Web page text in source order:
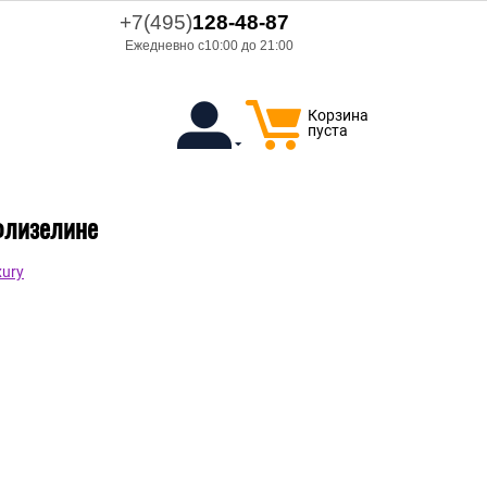
+7(495)128-48-87
Ежедневно с10:00 до 21:00
Корзина
пуста